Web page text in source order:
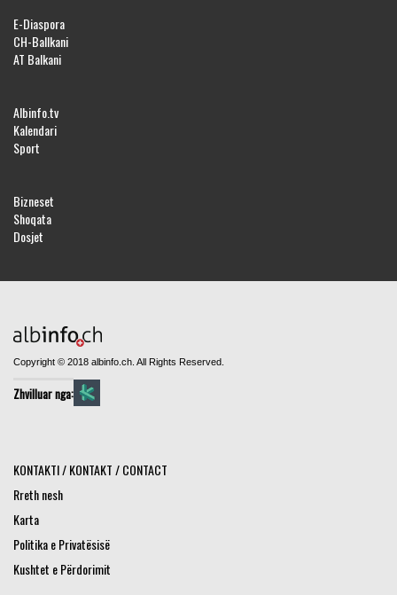
E-Diaspora
CH-Ballkani
AT Balkani
Albinfo.tv
Kalendari
Sport
Bizneset
Shoqata
Dosjet
Copyright © 2018 albinfo.ch. All Rights Reserved.
Zhvilluar nga:
KONTAKTI / KONTAKT / CONTACT
Rreth nesh
Karta
Politika e Privatësisë
Kushtet e Përdorimit